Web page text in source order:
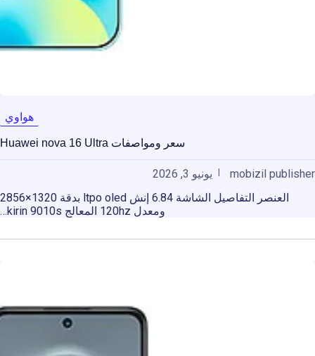
هواوي
سعر ومواصفات Huawei nova 16 Ultra
mobizil publisher
يونيو 3, 2026
العنصر التفاصيل الشاشة 6.84 إنش ltpo oled بدقة 1320×2856
ومعدل 120hz المعالج kirin 9010s…